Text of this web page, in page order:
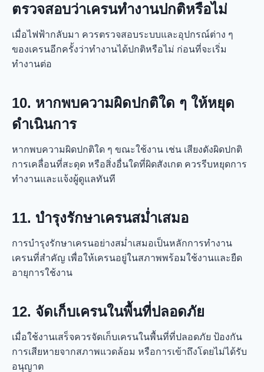
ตรวจสอบว่าเครนทำงานปกติหรือไม่
เมื่อไฟฟ้ากลับมา ควรตรวจสอบระบบและอุปกรณ์ต่าง ๆ
ของเครนอีกครั้งว่าทำงานได้ปกติหรือไม่ ก่อนที่จะเริ่ม
ทำงานต่อ
10. หากพบความผิดปกติใด ๆ ให้หยุด
ดำเนินการ
หากพบความผิดปกติใด ๆ ขณะใช้งาน เช่น เสียงดังผิดปกติ
การเคลื่อนที่สะดุด หรือสิ่งอื่นใดที่ผิดสังเกต ควรรีบหยุดการ
ทำงานและแจ้งผู้ดูแลทันที
11. บำรุงรักษาเครนสม่ำเสมอ
การบำรุงรักษาเครนอย่างสม่ำเสมอเป็นหลักการทํางาน
เครนที่สำคัญ เพื่อให้เครนอยู่ในสภาพพร้อมใช้งานและยืด
อายุการใช้งาน
12. จัดเก็บเครนในพื้นที่ปลอดภัย
เมื่อใช้งานเสร็จควรจัดเก็บเครนในพื้นที่ที่ปลอดภัย ป้องกัน
การเสียหายจากสภาพแวดล้อม หรือการเข้าถึงโดยไม่ได้รับ
อนุญาต